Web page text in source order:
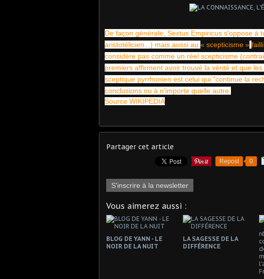
De façon générale, Sextus Empiricus s'oppose à
aristotélicien...) mais aussi au « scepticisme »
considère pas comme un réel scepticisme
premiers affirment avoir trouvé la vérité et que
sceptique pyrrhonien est celui qui "continue la
conclusions ou à n'importe quelle autre.
Source WIKIPEDIA
Partager cet article
Repost 0
S'inscrire à la newsletter
Vous aimerez aussi :
BLOG DE YANN - LE
NOIR DE LA NUIT
LA SAGESSE DE LA
DIFFÉRENCE